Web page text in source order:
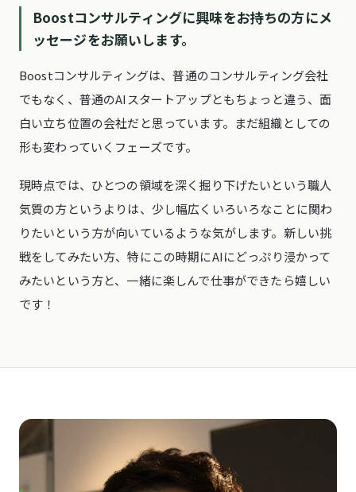
Boostコンサルティングに興味をお持ちの方にメ
ッセージをお願いします。
Boostコンサルティングは、普通のコンサルティング会社
でもなく、普通のAIスタートアップともちょっと違う、面
白い立ち位置の会社だと思っています。まだ組織としての
形も変わっていくフェーズです。
現時点では、ひとつの領域を深く掘り下げたいという職人
気質の方というよりは、少し幅広くいろいろなことに関わ
りたいという方が向いているような気がします。新しい挑
戦をしてみたい方、特にこの時期にAIにどっぷり浸かって
みたいという方と、一緒に楽しんで仕事ができたら嬉しい
です！